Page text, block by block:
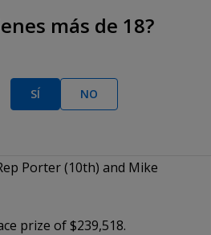
second-place John
(251,000), Max
(128,000) also made the
David Steicke (14th), Cory
Porter (10th) and Mike
prize of $239,518.
más de 18?
SÍ NO